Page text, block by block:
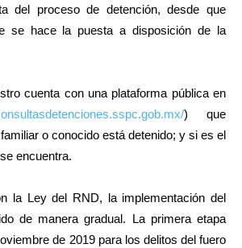
del proceso de detención, desde que
se hace la puesta a disposición de la
cuenta con una plataforma pública en
) que
o conocido está detenido; y si es el
encuentra.
la Ley del RND, la implementación del
de manera gradual. La primera etapa
de 2019 para los delitos del fuero